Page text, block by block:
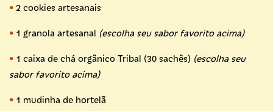
• 2 cookies artesanais
• 1 granola artesanal (escolha seu sabor favorito acima)
• 1 caixa de chá orgânico Tribal (30 sachês) (escolha seu
sabor favorito acima)
• 1 mudinha de hortelã